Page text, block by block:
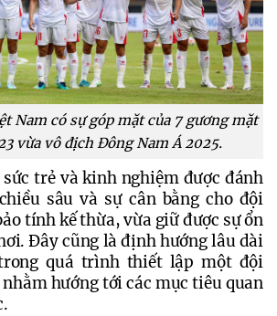
Nam có sự góp mặt của 7 gương mặt
vừa vô địch Đông Nam Á 2025.
sức trẻ và kinh nghiệm được đánh
sâu và sự cân bằng cho đội
tính kế thừa, vừa giữ được sự ổn
Đây cũng là định hướng lâu dài
quá trình thiết lập một đội
hướng tới các mục tiêu quan